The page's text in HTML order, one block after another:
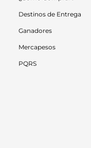
Destinos de Entrega
Ganadores
Mercapesos
PQRS